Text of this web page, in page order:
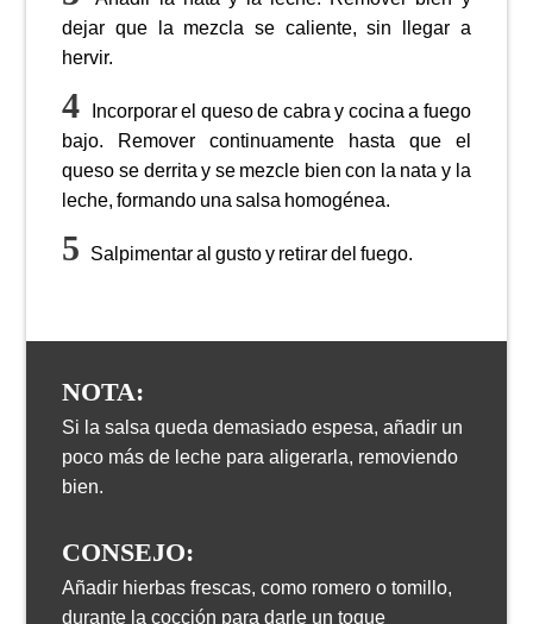
dejar que la mezcla se caliente, sin llegar a
hervir.
Incorporar el queso de cabra y cocina a fuego
bajo. Remover continuamente hasta que el
queso se derrita y se mezcle bien con la nata y la
leche, formando una salsa homogénea.
Salpimentar al gusto y retirar del fuego.
NOTA:
Si la salsa queda demasiado espesa, añadir un
poco más de leche para aligerarla, removiendo
bien.
CONSEJO:
Añadir hierbas frescas, como romero o tomillo,
durante la cocción para darle un toque